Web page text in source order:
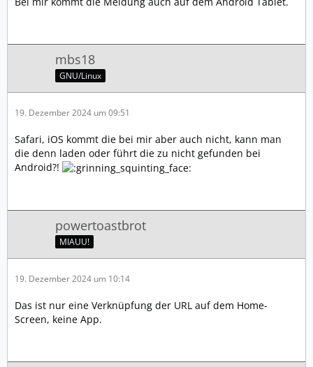
mbs18
GNU/Linux
19. Dezember 2024 um 09:51
Safari, iOS kommt die bei mir aber auch nicht, kann man
die denn laden oder führt die zu nicht gefunden bei
Android?!
powertoastbrot
MIAUU!
19. Dezember 2024 um 10:14
Das ist nur eine Verknüpfung der URL auf dem Home-
Screen, keine App.